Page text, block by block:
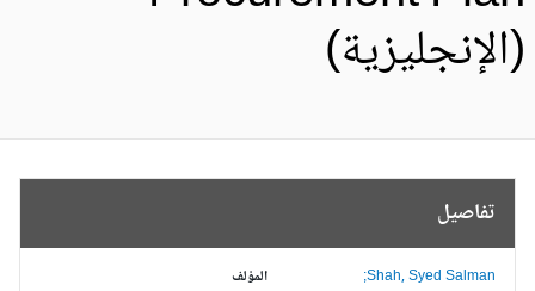
تفاصيل
المؤلف Shah, Syed Salman;